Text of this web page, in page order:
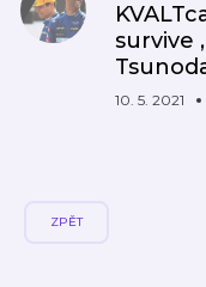
survive
10. 5. 2021
ZPĚT